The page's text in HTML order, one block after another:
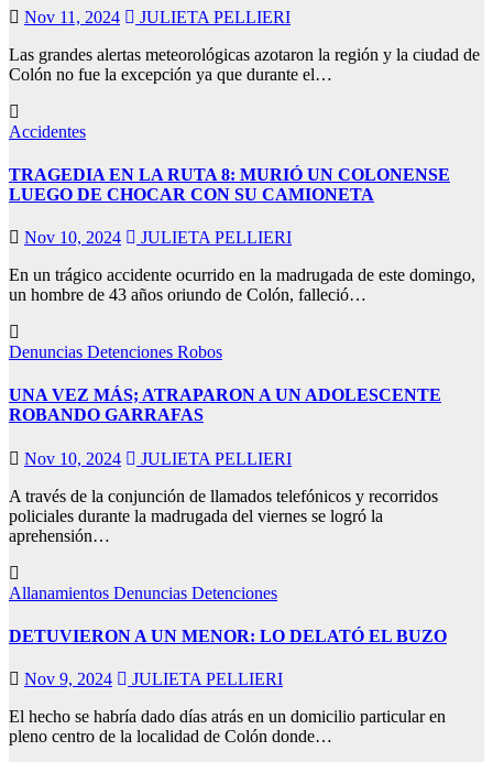
giriş
giriş
Panel
Nov 11, 2024
JULIETA PELLIERI
Las grandes alertas meteorológicas azotaron la región y la ciudad de
Colón no fue la excepción ya que durante el…
Accidentes
TRAGEDIA EN LA RUTA 8: MURIÓ UN COLONENSE
LUEGO DE CHOCAR CON SU CAMIONETA
Nov 10, 2024
JULIETA PELLIERI
En un trágico accidente ocurrido en la madrugada de este domingo,
un hombre de 43 años oriundo de Colón, falleció…
Denuncias Detenciones Robos
UNA VEZ MÁS; ATRAPARON A UN ADOLESCENTE
ROBANDO GARRAFAS
Nov 10, 2024
JULIETA PELLIERI
A través de la conjunción de llamados telefónicos y recorridos
policiales durante la madrugada del viernes se logró la
aprehensión…
Allanamientos Denuncias Detenciones
DETUVIERON A UN MENOR: LO DELATÓ EL BUZO
Nov 9, 2024
JULIETA PELLIERI
El hecho se habría dado días atrás en un domicilio particular en
pleno centro de la localidad de Colón donde…